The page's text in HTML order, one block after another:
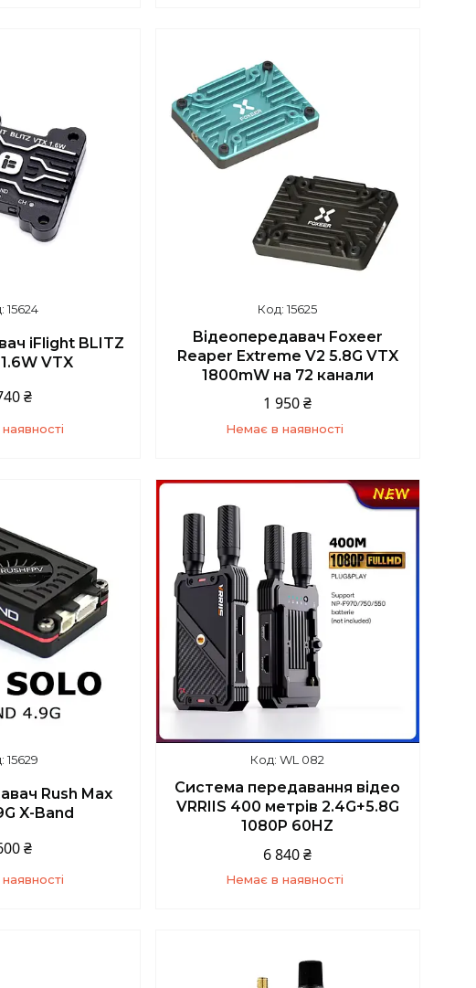
15624
iFlight BLITZ
VTX
₴
15625
Відеопередавач Foxeer
Reaper Extreme V2 5.8G VTX
1800mW на 72 канали
1 950 ₴
Немає в наявності
15629
Rush Max
X-Band
₴
WL 082
Система передавання відео
VRRIIS 400 метрів 2.4G+5.8G
1080P 60HZ
6 840 ₴
Немає в наявності